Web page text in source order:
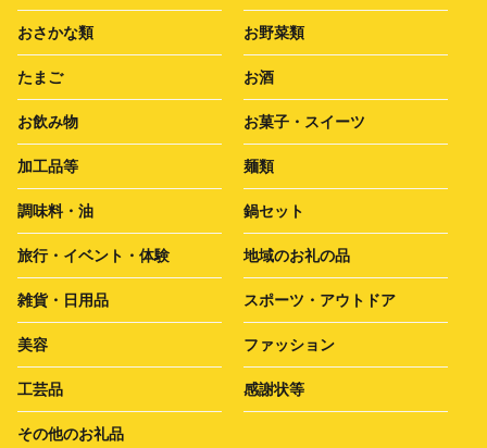
おさかな類 お野菜類
たまご お酒
お飲み物 お菓子・スイーツ
加工品等 麺類
調味料・油 鍋セット
旅行・イベント・体験 地域のお礼の品
雑貨・日用品 スポーツ・アウトドア
美容 ファッション
工芸品 感謝状等
その他のお礼品